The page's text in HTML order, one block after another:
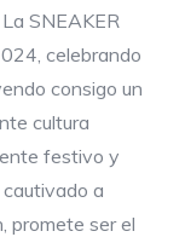
La SNEAKER
celebrando
consigo un
cultura
festivo y
a
promete ser el